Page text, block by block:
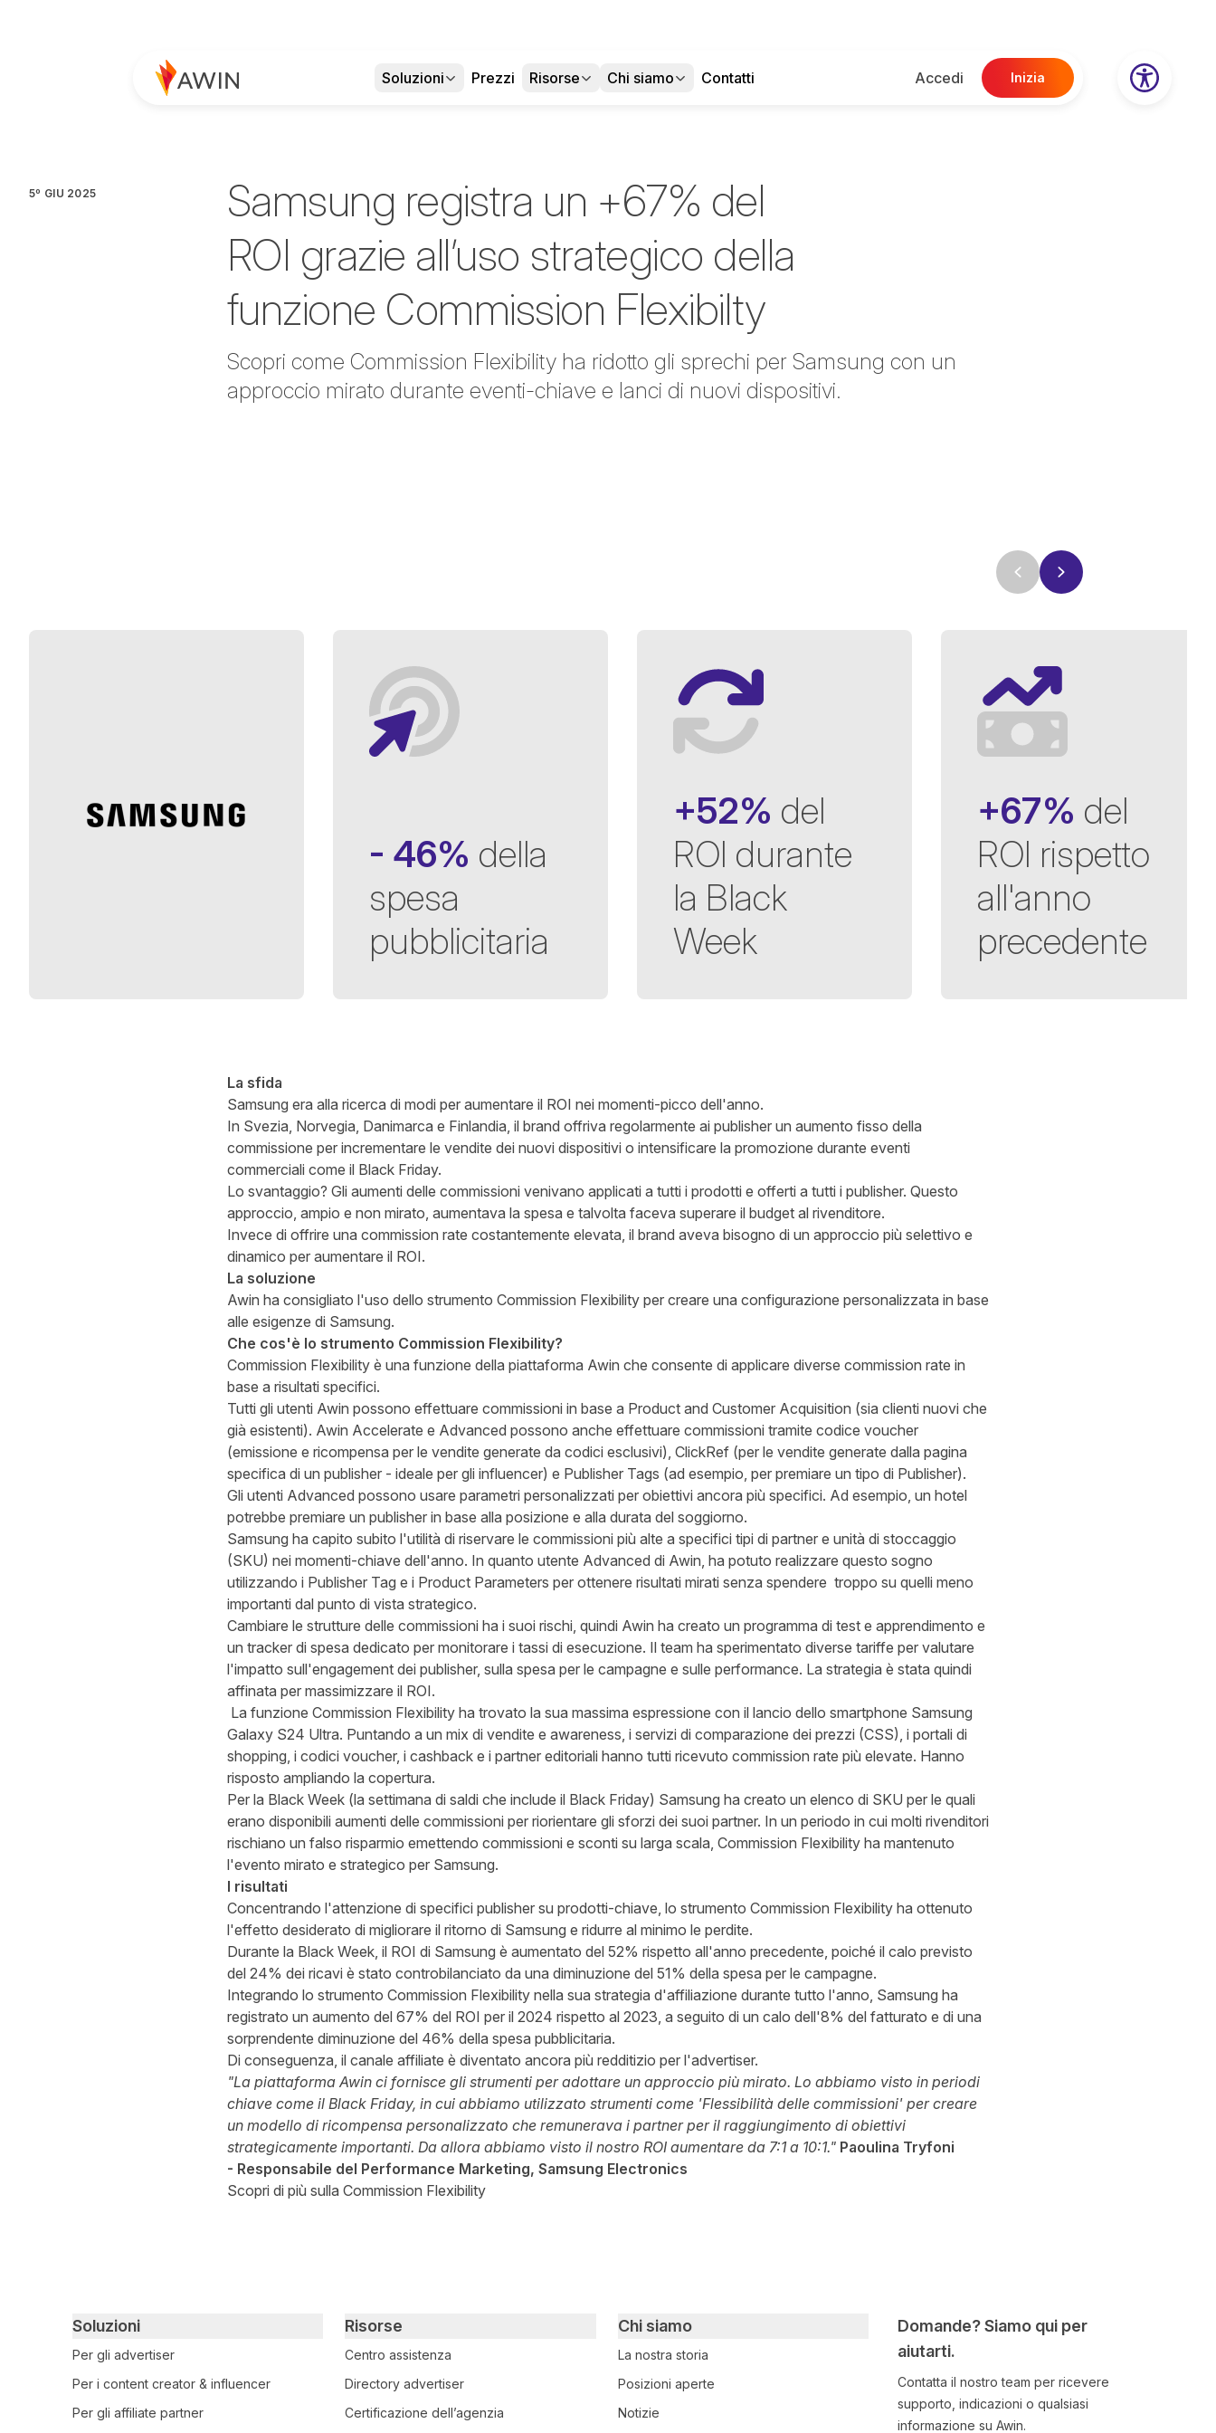
Soluzioni Prezzi Risorse Chi siamo Contatti Accedi Inizia
Samsung registra un +67% del
ROI grazie all’uso strategico della
funzione Commission Flexibilty
Scopri come Commission Flexibility ha ridotto gli sprechi per Samsung con un
approccio mirato durante eventi-chiave e lanci di nuovi dispositivi.
5º GIU 2025
- 46% della
spesa
pubblicitaria
+52% del
ROI durante
la Black
Week
+67% del
ROI rispetto
all'anno
precedente
Scritto da
3 tempo di lettura
La sfida
Samsung era alla ricerca di modi per aumentare il ROI nei momenti-picco dell'anno.
In Svezia, Norvegia, Danimarca e Finlandia, il brand offriva regolarmente ai publisher un aumento fisso della
commissione per incrementare le vendite dei nuovi dispositivi o intensificare la promozione durante eventi
commerciali come il Black Friday.
Lo svantaggio? Gli aumenti delle commissioni venivano applicati a tutti i prodotti e offerti a tutti i publisher. Questo
approccio, ampio e non mirato, aumentava la spesa e talvolta faceva superare il budget al rivenditore.
Invece di offrire una commission rate costantemente elevata, il brand aveva bisogno di un approccio più selettivo e
dinamico per aumentare il ROI.
La soluzione
Awin ha consigliato l'uso dello strumento Commission Flexibility per creare una configurazione personalizzata in base
alle esigenze di Samsung.
Che cos'è lo strumento Commission Flexibility?
Commission Flexibility è una funzione della piattaforma Awin che consente di applicare diverse commission rate in
base a risultati specifici.
Tutti gli utenti Awin possono effettuare commissioni in base a Product and Customer Acquisition (sia clienti nuovi che
già esistenti). Awin Accelerate e Advanced possono anche effettuare commissioni tramite codice voucher
(emissione e ricompensa per le vendite generate da codici esclusivi), ClickRef (per le vendite generate dalla pagina
specifica di un publisher - ideale per gli influencer) e Publisher Tags (ad esempio, per premiare un tipo di Publisher).
Gli utenti Advanced possono usare parametri personalizzati per obiettivi ancora più specifici. Ad esempio, un hotel
potrebbe premiare un publisher in base alla posizione e alla durata del soggiorno.
Samsung ha capito subito l'utilità di riservare le commissioni più alte a specifici tipi di partner e unità di stoccaggio
(SKU) nei momenti-chiave dell'anno. In quanto utente Advanced di Awin, ha potuto realizzare questo sogno
utilizzando i Publisher Tag e i Product Parameters per ottenere risultati mirati senza spendere troppo su quelli meno
importanti dal punto di vista strategico.
Cambiare le strutture delle commissioni ha i suoi rischi, quindi Awin ha creato un programma di test e apprendimento e
un tracker di spesa dedicato per monitorare i tassi di esecuzione. Il team ha sperimentato diverse tariffe per valutare
l'impatto sull'engagement dei publisher, sulla spesa per le campagne e sulle performance. La strategia è stata quindi
affinata per massimizzare il ROI.
La funzione Commission Flexibility ha trovato la sua massima espressione con il lancio dello smartphone Samsung
Galaxy S24 Ultra. Puntando a un mix di vendite e awareness, i servizi di comparazione dei prezzi (CSS), i portali di
shopping, i codici voucher, i cashback e i partner editoriali hanno tutti ricevuto commission rate più elevate. Hanno
risposto ampliando la copertura.
Per la Black Week (la settimana di saldi che include il Black Friday) Samsung ha creato un elenco di SKU per le quali
erano disponibili aumenti delle commissioni per riorientare gli sforzi dei suoi partner. In un periodo in cui molti rivenditori
rischiano un falso risparmio emettendo commissioni e sconti su larga scala, Commission Flexibility ha mantenuto
l'evento mirato e strategico per Samsung.
I risultati
Concentrando l'attenzione di specifici publisher su prodotti-chiave, lo strumento Commission Flexibility ha ottenuto
l'effetto desiderato di migliorare il ritorno di Samsung e ridurre al minimo le perdite.
Durante la Black Week, il ROI di Samsung è aumentato del 52% rispetto all'anno precedente, poiché il calo previsto
del 24% dei ricavi è stato controbilanciato da una diminuzione del 51% della spesa per le campagne.
Integrando lo strumento Commission Flexibility nella sua strategia d'affiliazione durante tutto l'anno, Samsung ha
registrato un aumento del 67% del ROI per il 2024 rispetto al 2023, a seguito di un calo dell'8% del fatturato e di una
sorprendente diminuzione del 46% della spesa pubblicitaria.
Di conseguenza, il canale affiliate è diventato ancora più redditizio per l'advertiser.
"La piattaforma Awin ci fornisce gli strumenti per adottare un approccio più mirato. Lo abbiamo visto in periodi
chiave come il Black Friday, in cui abbiamo utilizzato strumenti come 'Flessibilità delle commissioni' per creare
un modello di ricompensa personalizzato che remunerava i partner per il raggiungimento di obiettivi
strategicamente importanti. Da allora abbiamo visto il nostro ROI aumentare da 7:1 a 10:1." Paoulina Tryfoni
- Responsabile del Performance Marketing, Samsung Electronics
Scopri di più sulla Commission Flexibility
Domande? Siamo qui per
aiutarti.
Contatta il nostro team per ricevere
supporto, indicazioni o qualsiasi
informazione su Awin.
Primary footer navigation
Soluzioni
Per gli advertiser
Per i content creator & influencer
Per gli affiliate partner
Risorse
Centro assistenza
Directory advertiser
Certificazione dell’agenzia
Chi siamo
La nostra storia
Posizioni aperte
Notizie